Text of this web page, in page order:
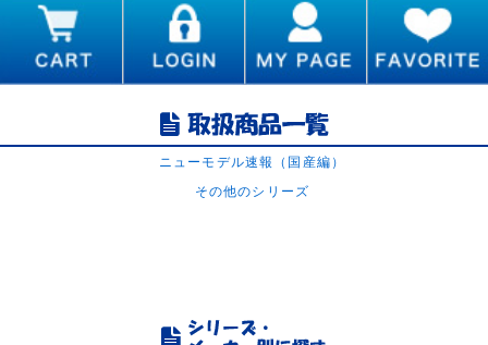
ニューモデル速報（国産編）
その他のシリーズ